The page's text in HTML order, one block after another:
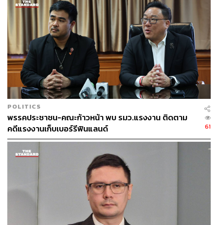
POLITICS
พรรคประชาชน-คณะก้าวหน้า พบ รมว.แรงงาน ติดตาม
คดีแรงงานเก็บเบอร์รีฟินแลนด์
61